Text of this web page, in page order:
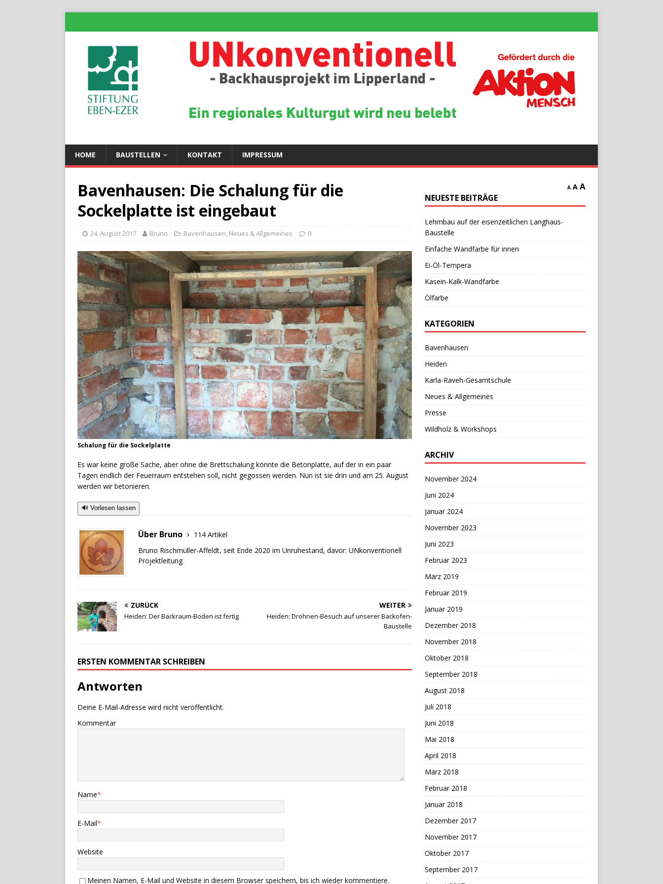
HOME BAUSTELLEN KONTAKT IMPRESSUM
Bavenhausen: Die Schalung für die
Sockelplatte ist eingebaut
24. August 2017 Bruno Bavenhausen, Neues & Allgemeines 0
Schalung für die Sockelplatte
Es war keine große Sache, aber ohne die Brettschalung könnte die Betonplatte, auf der in ein paar
Tagen endlich der Feuerraum entstehen soll, nicht gegossen werden. Nun ist sie drin und am 25. August
werden wir betonieren.
🔊 Vorlesen lassen
Über Bruno
114 Artikel
Bruno Rischmüller-Affeldt, seit Ende 2020 im Unruhestand, davor: UNkonventionell
Projektleitung
ZURÜCK
Heiden: Der Backraum-Boden ist fertig
WEITER
Heiden: Drohnen-Besuch auf unserer Backofen-
Baustelle
ERSTEN KOMMENTAR SCHREIBEN
Antworten
Deine E-Mail-Adresse wird nicht veröffentlicht.
Kommentar
Name*
E-Mail*
Website
Meinen Namen, E-Mail und Website in diesem Browser speichern, bis ich wieder kommentiere.
A A A
NEUESTE BEITRÄGE
Lehmbau auf der eisenzeitlichen Langhaus-
Baustelle
Einfache Wandfarbe für innen
Ei-Öl-Tempera
Kasein-Kalk-Wandfarbe
Ölfarbe
KATEGORIEN
Bavenhausen
Heiden
Karla-Raveh-Gesamtschule
Neues & Allgemeines
Presse
Wildholz & Workshops
ARCHIV
November 2024
Juni 2024
Januar 2024
November 2023
Juni 2023
Februar 2023
März 2019
Februar 2019
Januar 2019
Dezember 2018
November 2018
Oktober 2018
September 2018
August 2018
Juli 2018
Juni 2018
Mai 2018
April 2018
März 2018
Februar 2018
Januar 2018
Dezember 2017
November 2017
Oktober 2017
September 2017